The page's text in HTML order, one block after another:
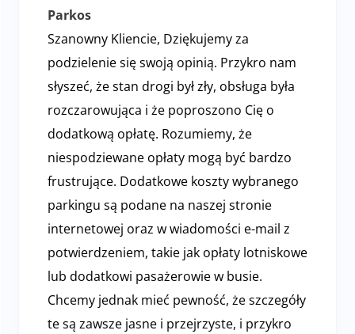
Parkos
Szanowny Kliencie, Dziękujemy za
podzielenie się swoją opinią. Przykro nam
słyszeć, że stan drogi był zły, obsługa była
rozczarowująca i że poproszono Cię o
dodatkową opłatę. Rozumiemy, że
niespodziewane opłaty mogą być bardzo
frustrujące. Dodatkowe koszty wybranego
parkingu są podane na naszej stronie
internetowej oraz w wiadomości e-mail z
potwierdzeniem, takie jak opłaty lotniskowe
lub dodatkowi pasażerowie w busie.
Chcemy jednak mieć pewność, że szczegóły
te są zawsze jasne i przejrzyste, i przykro